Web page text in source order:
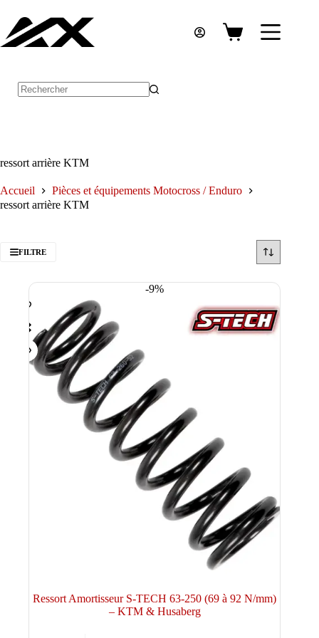
contenu
Panier
ressort arrière KTM
Accueil
Pièces et équipements Motocross / Enduro
ressort arrière KTM
FILTRE
-9%
Ressort Amortisseur S-TECH 63-250 (69 à 92 N/mm)
– KTM & Husaberg